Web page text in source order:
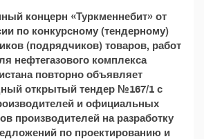
концерн «Туркменнебит» от
по конкурсному (тендерному)
(подрядчиков) товаров, работ
нефтегазового комплекса
повторно объявляет
открытый тендер №167/1 с
и официальных
производителей на разработку
по проектированию и